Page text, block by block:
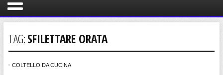
TAG:SFILETTARE ORATA
COLTELLO DA CUCINA